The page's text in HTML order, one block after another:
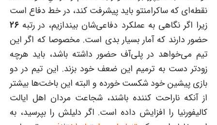
نقطه‌ای که ساکرامنتو باید پیشرفت کند، در خط دفاع است
زیرا اگر نگاهی به عملکرد دفاعی‌شان بیندازیم، در رتبه ۲۶
حضور دارند که آمار بسیار بدی است. مخصوصا که اگر این
تیم می‌خواهد در پلی‌آف حضور داشته باشد، باید هرچه
زودتر دست به ترمیم این ضعف خود بزند. این تیم در دو
بازی پیشین خود شکست خورده و البته این باخت‌ها بیشتر
از آنکه ناراحت کننده باشند، شجاعت مردان اهل ایالت
کالیفورنیا را افزایش داده است. اگر دلیلش را بپرسید، به